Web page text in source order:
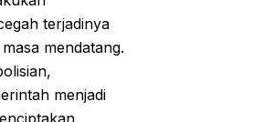
terjadinya
mendatang.
menjadi